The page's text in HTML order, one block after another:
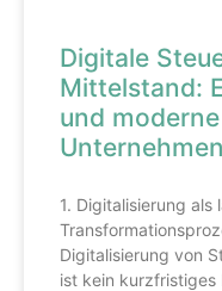
Digitale
Mittelstand:
und moderne
1. Digitalisierung als
Digitalisierung von
ist kein kurzfristiges